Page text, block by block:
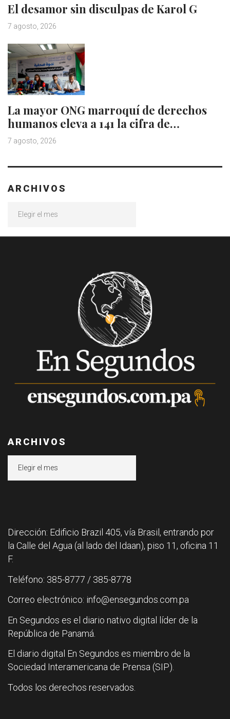
El desamor sin disculpas de Karol G
7 agosto, 2026
La mayor ONG marroquí de derechos
humanos eleva a 141 la cifra de…
7 agosto, 2026
ARCHIVOS
ARCHIVOS
Dirección: Edificio Brazil 405, vía Brasil, entrando por
la Calle del Agua (al lado del Idaan), piso 11, oficina 11
F.
Teléfono: 385-8777 / 385-8778
Correo electrónico: info@ensegundos.com.pa
En Segundos es el diario nativo digital líder de la
República de Panamá.
El diario digital En Segundos es miembro de la
Sociedad Interamericana de Prensa (SIP).
Todos los derechos reservados.